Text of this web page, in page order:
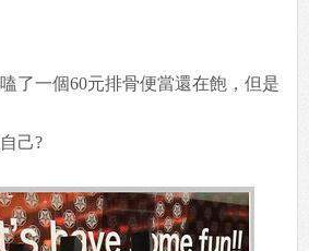
了一個60元排骨便當還在飽，但是
己?